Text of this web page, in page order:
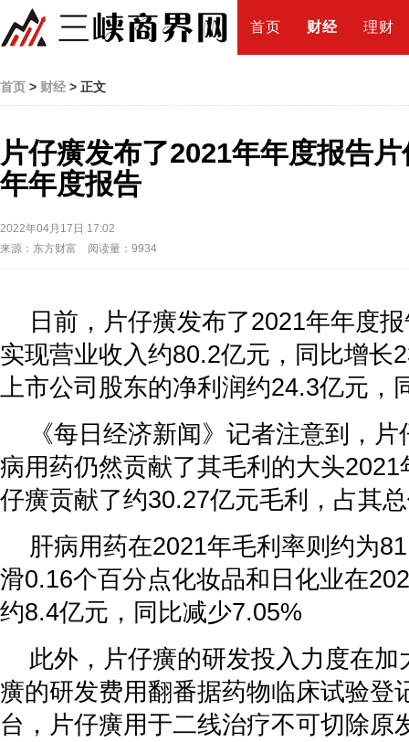
首页 财经 理财
首页 > 财经 > 正文
片仔癀发布了2021年年度报告
年年度报告
2022年04月17日 17:02
来源：东方财富 阅读量：9934
日前，片仔癀发布了2021年年度
实现营业收入约80.2亿元，同比增长
上市公司股东的净利润约24.3亿元，
《每日经济新闻》记者注意到，
病用药仍然贡献了其毛利的大头
仔癀贡献了约30.27亿元毛利，占其
肝病用药在2021年毛利率则约为
滑0.16个百分点化妆品和日化业在
约8.4亿元，同比减少7.05%
此外，片仔癀的研发投入力度在
癀的研发费用翻番据药物临床试验登
台，片仔癀用于二线治疗不可切除原